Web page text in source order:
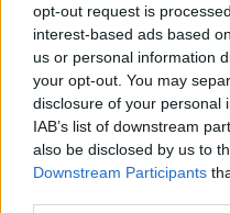
opt-out request is
interest-based ads based
us or personal information
your opt-out. You may
disclosure of your personal
IAB’s list of downstream
also be disclosed by us to
Downstream Participants